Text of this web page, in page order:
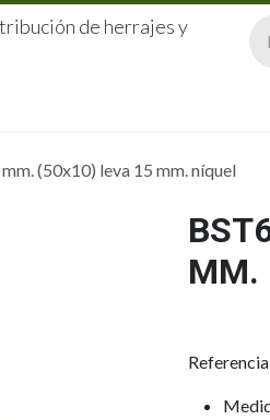
de herrajes y
(50x10) leva 15 mm. níquel
MM.